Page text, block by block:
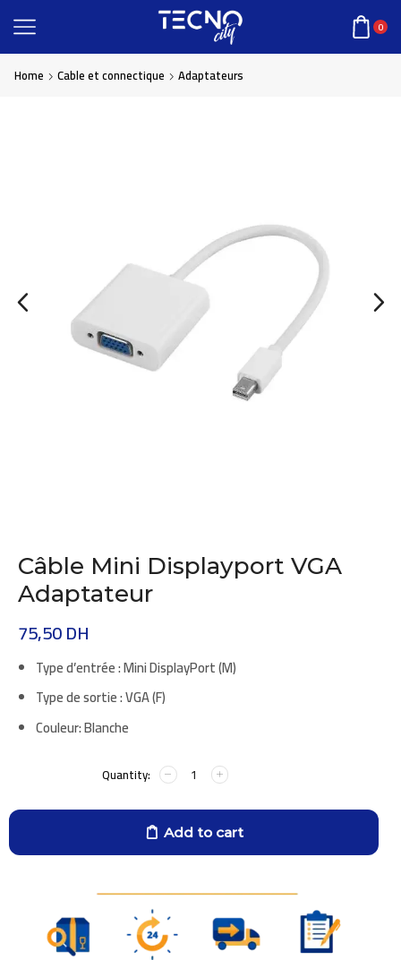
0
Home Cable et connectique Adaptateurs
Câble Mini Displayport VGA
Adaptateur
75,50DH
Type d’entrée :Mini DisplayPort (M)
Type de sortie :VGA (F)
Couleur:Blanche
Add to cart